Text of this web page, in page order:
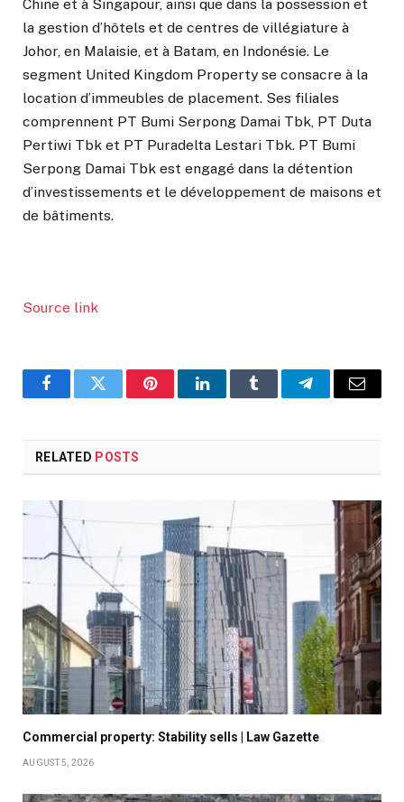
Chine et à Singapour, ainsi que dans la possession et
la gestion d’hôtels et de centres de villégiature à
Johor, en Malaisie, et à Batam, en Indonésie. Le
segment United Kingdom Property se consacre à la
location d’immeubles de placement. Ses filiales
comprennent PT Bumi Serpong Damai Tbk, PT Duta
Pertiwi Tbk et PT Puradelta Lestari Tbk. PT Bumi
Serpong Damai Tbk est engagé dans la détention
d’investissements et le développement de maisons et
de bâtiments.
Source link
FacebookTwitter PinterestLinkedInTumblr TelegramEmail
RELATED POSTS
Commercial property: Stability sells | Law Gazette
AUGUST 5, 2026